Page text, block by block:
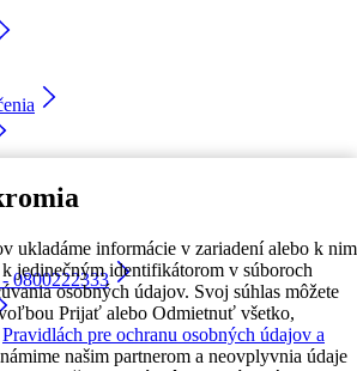
ukladáme informácie v zariadení alebo k nim
jedinečným identifikátorom v súboroch
osobných údajov. Svoj súhlas môžete
Prijať alebo Odmietnuť všetko,
Pravidlách pre ochranu osobných údajov a
našim partnerom a neovplyvnia údaje
0800222333